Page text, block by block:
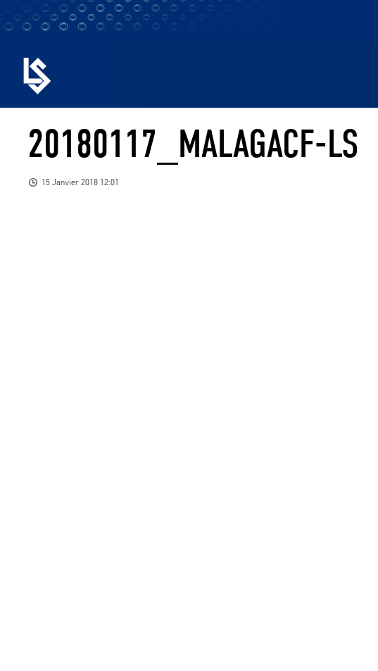
20180117_MALAGACF-LS
15 Janvier 2018 12:01